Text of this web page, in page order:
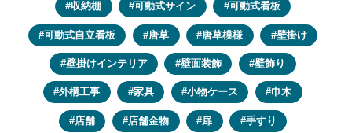
収納棚 可動式サイン 可動式看板
可動式自立看板 唐草 唐草模様 壁掛け
壁掛けインテリア 壁面装飾 壁飾り
外構工事 家具 小物ケース 巾木
店舗 店舗金物 扉 手すり